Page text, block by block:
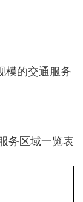
的交通服务
区域一览表